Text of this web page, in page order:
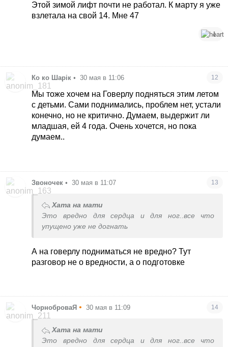
Этой зимой лифт почти не работал. К марту я уже
взлетала на свой 14. Мне 47
1
Ко ко Шарік • 30 мая в 11:06 12
Мы тоже хочем на Говерлу подняться этим летом
с детьми. Сами поднимались, проблем нет, устали
конечно, но не критично. Думаем, выдержит ли
младшая, ей 4 года. Очень хочется, но пока
думаем..
Звоночек • 30 мая в 11:07 13
Хата на мати
Это вредно для сердца и для ног..все что
упущено уже не догнать
А на говерлу подниматься не вредно? Тут
разговор не о вредности, а о подготовке
ЧорноброваЯ • 30 мая в 11:09 14
Хата на мати
Это вредно для сердца и для ног..все что